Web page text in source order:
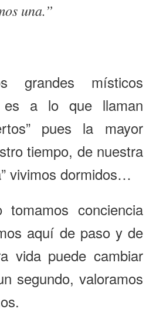
una.”
grandes místicos
es a lo que llaman
pues la mayor
tiempo, de nuestra
vivimos dormidos…
tomamos conciencia
aquí de paso y de
vida puede cambiar
segundo, valoramos